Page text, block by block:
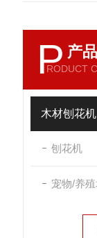
P 产
RODUCT
木材刨花机
刨花机
宠物/养